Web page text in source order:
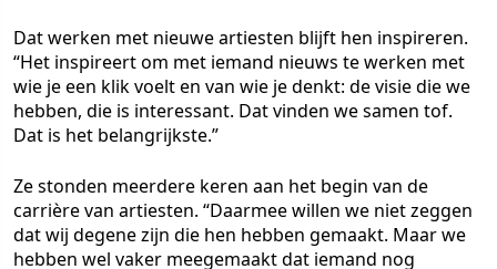
Dat werken met nieuwe artiesten blijft hen inspireren.
“Het inspireert om met iemand nieuws te werken met
wie je een klik voelt en van wie je denkt: de visie die we
hebben, die is interessant. Dat vinden we samen tof.
Dat is het belangrijkste.”
Ze stonden meerdere keren aan het begin van de
carrière van artiesten. “Daarmee willen we niet zeggen
dat wij degene zijn die hen hebben gemaakt. Maar we
hebben wel vaker meegemaakt dat iemand nog